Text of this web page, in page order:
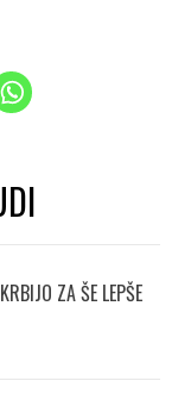
ZA ŠE LEPŠE